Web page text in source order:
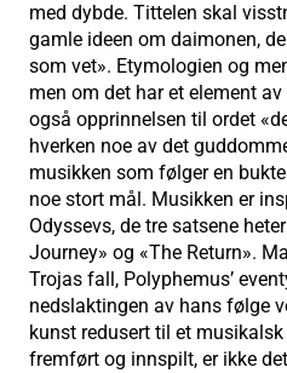
med dybde. Tittelen skal
gamle ideen om daimonen,
som vet». Etymologien og
men om det har et element
også opprinnelsen til ordet
hverken noe av det
musikken som følger en
noe stort mål. Musikken er
Odyssevs, de tre satsene
Journey» og «The Return».
Trojas fall, Polyphemus’
nedslaktingen av hans følge
kunst redusert til et
fremført og innspilt, er ikke